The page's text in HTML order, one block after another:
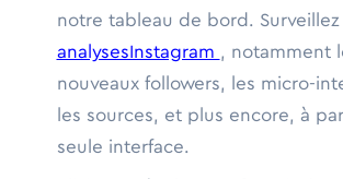
notre tableau de bord. Surveillez
analysesInstagram , notamment
nouveaux followers, les micro-
les sources, et plus encore, à
seule interface.